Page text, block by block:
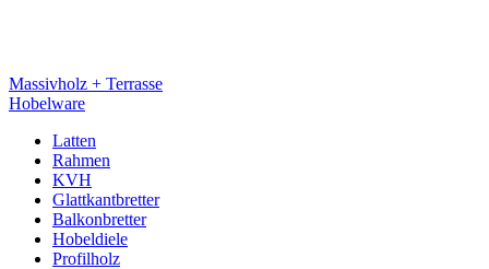
Massivholz + Terrasse
Hobelware
Latten
Rahmen
KVH
Glattkantbretter
Balkonbretter
Hobeldiele
Profilholz